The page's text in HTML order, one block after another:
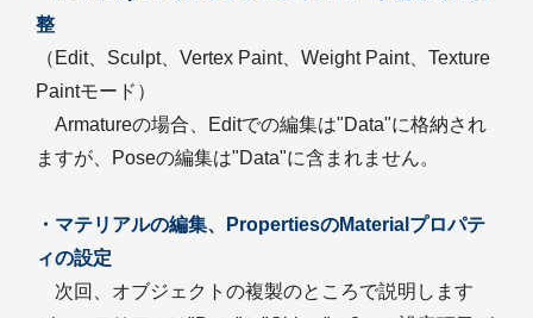
整
（Edit、Sculpt、Vertex Paint、Weight Paint、Texture
Paintモード）
Armatureの場合、Editでの編集は"Data"に格納され
ますが、Poseの編集は"Data"に含まれません。
・マテリアルの編集、PropertiesのMaterialプロパテ
ィの設定
次回、オブジェクトの複製のところで説明します